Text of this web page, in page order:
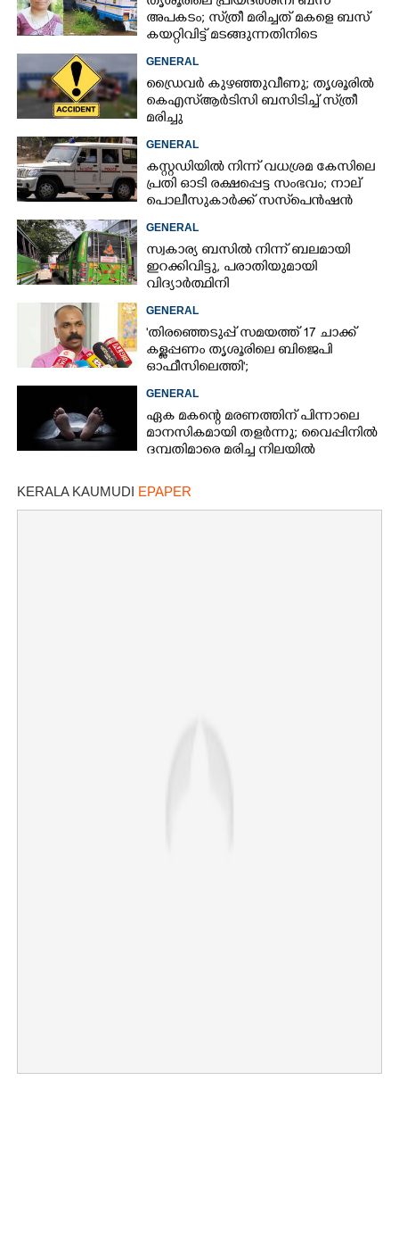
അപകടം; സ്‌ത്രീ മരിച്ചത് മകളെ ബസ്
കയറ്റിവിട്ട് മടങ്ങുന്നതിനിടെ
GENERAL
ഡ്രൈവർ കുഴഞ്ഞുവീണു; തൃശൂരിൽ
കെഎസ്‌ആർടിസി ബസിടിച്ച് സ്‌ത്രീ
മരിച്ചു
GENERAL
കസ്റ്റഡിയിൽ നിന്ന് വധശ്രമ കേസിലെ
പ്രതി ഓടി രക്ഷപ്പെട്ട സംഭവം; നാല്
പൊലീസുകാർക്ക് സസ്‌പെൻഷൻ
GENERAL
സ്വകാര്യ ബസിൽ നിന്ന് ബലമായി
ഇറക്കിവിട്ടു, പരാതിയുമായി
വിദ്യാർത്ഥിനി
GENERAL
'തിരഞ്ഞെടുപ്പ് സമയത്ത് 17 ചാക്ക്
കള്ളപ്പണം തൃശൂരിലെ ബിജെപി
ഓഫീസിലെത്തി';
സെക്രട്ടറി
GENERAL
ഏക മകന്റെ മരണത്തിന് പിന്നാലെ
മാനസികമായി തളർന്നു; വൈപ്പിനിൽ
ദമ്പതിമാരെ മരിച്ച നിലയിൽ
KERALA KAUMUDI EPAPER